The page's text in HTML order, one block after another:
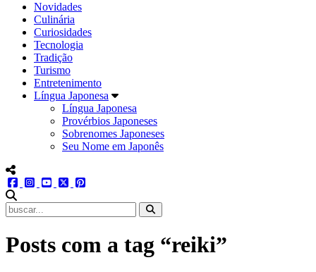
Novidades
Culinária
Curiosidades
Tecnologia
Tradição
Turismo
Entretenimento
Língua Japonesa
Língua Japonesa
Provérbios Japoneses
Sobrenomes Japoneses
Seu Nome em Japonês
menu redes social
facebookinstagram
youtube
twitter
Posts com a tag “reiki”